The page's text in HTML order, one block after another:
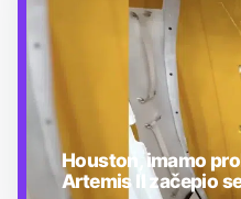
Houston, imamo
Artemis II začepio